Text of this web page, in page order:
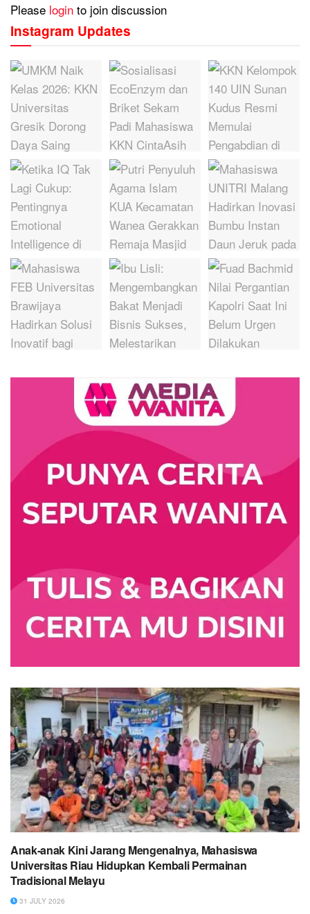
Please login to join discussion
Instagram Updates
Anak-anak Kini Jarang Mengenalnya, Mahasiswa
Universitas Riau Hidupkan Kembali Permainan
Tradisional Melayu
31 JULY 2026